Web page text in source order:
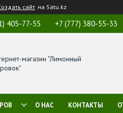
сайт на Satu.kz
405-77-55 +7 (777) 380-55-33
магазин "Лимонный
О НАС КОНТАКТЫ